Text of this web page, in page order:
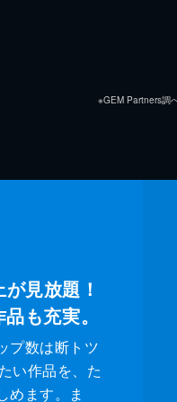
※GEM Partners調
見放題！
も充実。
プ数は断トツ
い作品を、た
めます。ま